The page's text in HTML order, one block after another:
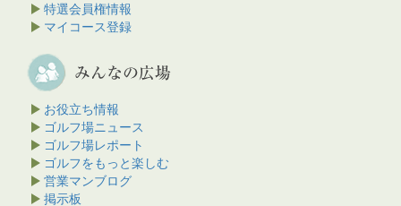
特選会員権情報
マイコース登録
お役立ち情報
ゴルフ場ニュース
ゴルフ場レポート
ゴルフをもっと楽しむ
営業マンブログ
掲示板